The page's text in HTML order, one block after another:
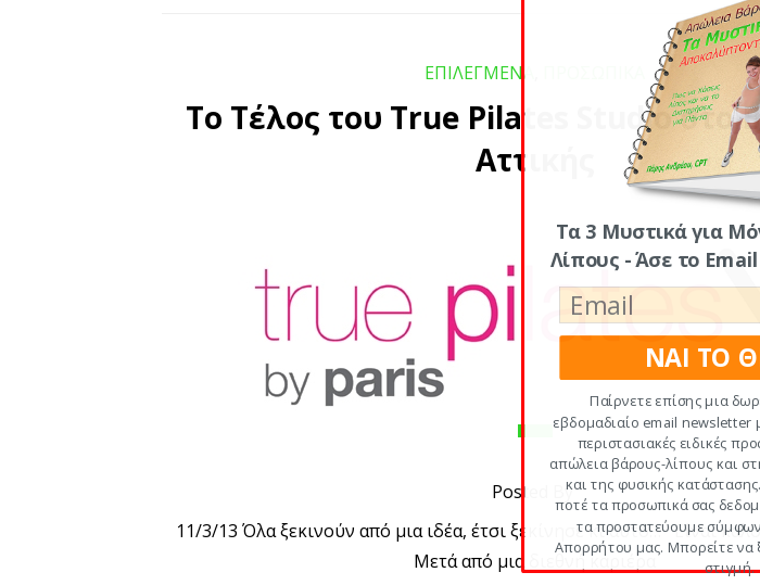
ΕΠΙΛΕΓΜΕΝΑ
To Τέλος του True Pilates Studio στο
Αττικής
Posted By
11/3/13 Όλα ξεκινούν από μια ιδέα, έτσι ξεκίνησε κι αυτό… Είναι
Μετά από μια διεθνή καριέρα
Τα 3 Μυστικά για
Λίπους - Άσε το
ΝΑΙ ΤΟ
Παίρνετε επίσης μια
εβδομαδιαίο email newsletter
περιστασιακές ειδικές
απώλεια βάρους-λίπους και
και της φυσικής
ποτέ τα προσωπικά σας
τα προστατεύουμε
Απορρήτου μας. Μπορείτε να
στιγμή.